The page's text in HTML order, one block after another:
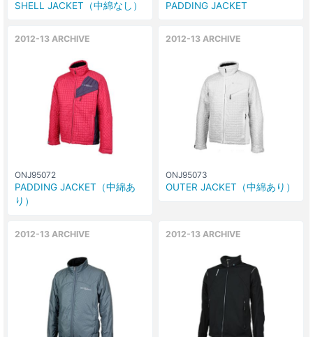
SHELL JACKET（中綿なし） PADDING JACKET
2012-13 ARCHIVE
ONJ95072
PADDING JACKET（中綿あ
り）
2012-13 ARCHIVE
ONJ95073
OUTER JACKET（中綿あり）
2012-13 ARCHIVE 2012-13 ARCHIVE